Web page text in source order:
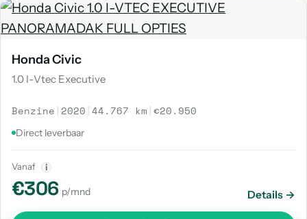
Honda Civic
1.0 I-Vtec Executive
Benzine | 2020 |44.767 km |€20.950
Direct leverbaar
Vanaf i
€306 p/mnd Details →